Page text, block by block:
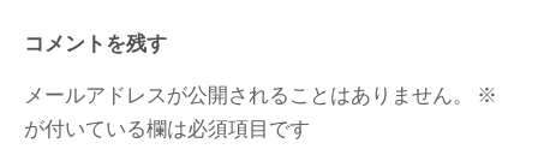
コメントを残す
メールアドレスが公開されることはありません。
※
が付いている欄は必須項目です